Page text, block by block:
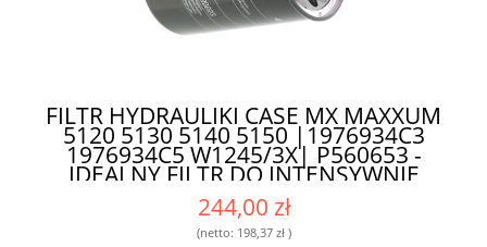
FILTR HYDRAULIKI CASE MX MAXXUM
5120 5130 5140 5150 |1976934C3
1976934C5 W1245/3X| P560653 -
IDEALNY FILTR DO INTENSYWNIE
EKSPLOATOWANYCH MASZYN
244,00 zł
(netto: 198,37 zł)